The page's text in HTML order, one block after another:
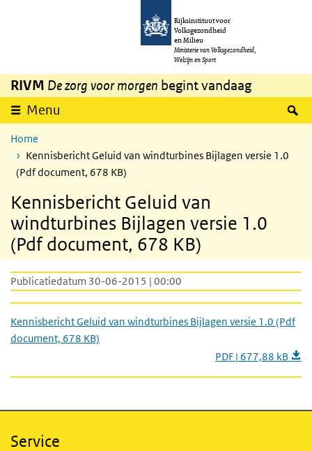
Overslaan en naar de inhoud gaan
Rijksinstituut voor
Volksgezondheid
en Milieu
Ministerie van Volksgezondheid,
Welzijn en Sport
RIVM De zorg voor morgen begint vandaag
Menu
Home
Kennisbericht Geluid van windturbines Bijlagen versie 1.0
(Pdf document, 678 KB)
Kennisbericht Geluid van
windturbines Bijlagen versie 1.0
(Pdf document, 678 KB)
Publicatiedatum 30-06-2015 | 00:00
Kennisbericht Geluid van windturbines Bijlagen versie 1.0 (Pdf
document, 678 KB)
PDF | 677,88 kB
Service